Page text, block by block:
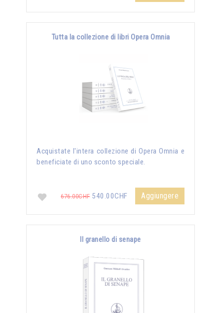
Tutta la collezione di libri Opera Omnia
Acquistate l'intera collezione di Opera Omnia e
beneficiate di uno sconto speciale.
676.00CHF540.00CHF Aggiungere
Il granello di senape